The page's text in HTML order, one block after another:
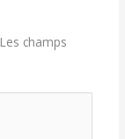
Les champs